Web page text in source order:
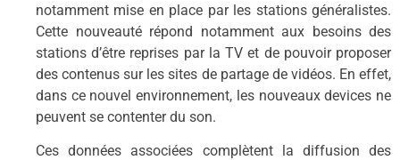
notamment mise en place par les stations généralistes.
Cette nouveauté répond notamment aux besoins des
stations d’être reprises par la TV et de pouvoir proposer
des contenus sur les sites de partage de vidéos. En effet,
dans ce nouvel environnement, les nouveaux devices ne
peuvent se contenter du son.
Ces données associées complètent la diffusion des